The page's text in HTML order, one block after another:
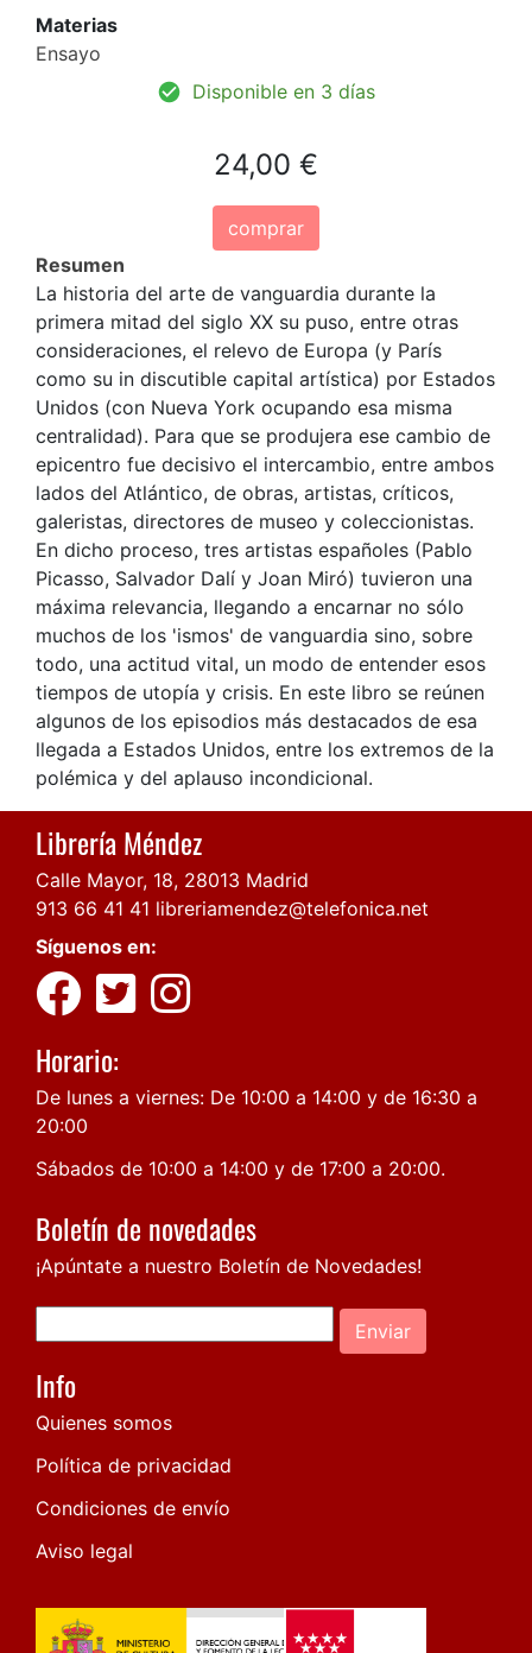
Materias
Ensayo
Disponible en 3 días
24,00 €
comprar
Resumen
La historia del arte de vanguardia durante la
primera mitad del siglo XX su puso, entre otras
consideraciones, el relevo de Europa (y París
como su in discutible capital artística) por Estados
Unidos (con Nueva York ocupando esa misma
centralidad). Para que se produjera ese cambio de
epicentro fue decisivo el intercambio, entre ambos
lados del Atlántico, de obras, artistas, críticos,
galeristas, directores de museo y coleccionistas.
En dicho proceso, tres artistas españoles (Pablo
Picasso, Salvador Dalí y Joan Miró) tuvieron una
máxima relevancia, llegando a encarnar no sólo
muchos de los 'ismos' de vanguardia sino, sobre
todo, una actitud vital, un modo de entender esos
tiempos de utopía y crisis. En este libro se reúnen
algunos de los episodios más destacados de esa
llegada a Estados Unidos, entre los extremos de la
polémica y del aplauso incondicional.
Librería Méndez
Calle Mayor, 18, 28013 Madrid
913 66 41 41 libreriamendez@telefonica.net
Síguenos en:
Horario:
De lunes a viernes: De 10:00 a 14:00 y de 16:30 a
20:00
Sábados de 10:00 a 14:00 y de 17:00 a 20:00.
Boletín de novedades
¡Apúntate a nuestro Boletín de Novedades!
Enviar
Info
Quienes somos
Política de privacidad
Condiciones de envío
Aviso legal